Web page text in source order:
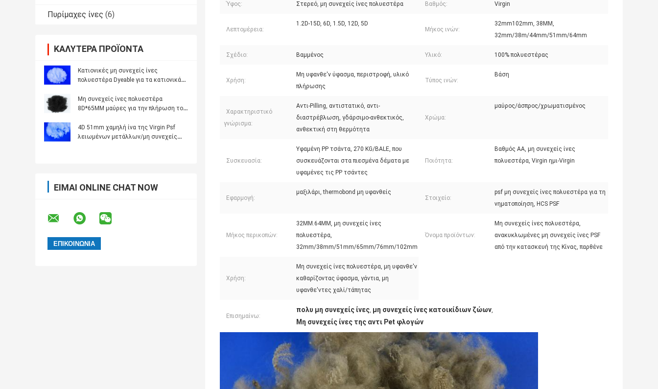
Πυρίμαχες ίνες (6)
ΚΑΛΎΤΕΡΑ ΠΡΟΪΌΝΤΑ
Κατιονικές μη συνεχείς ίνες
πολυεστέρα Dyeable για τα κατιονικά
Μη συνεχείς ίνες πολυεστέρα
8D*65MM μαύρες για την πλήρωση του
ταπήτων
4D 51mm χαμηλή ίνα της Virgin Psf
λειωμένων μετάλλων/μη συνεχείς
ΕΊΜΑΙ ONLINE CHAT NOW
Ύφος: Στερεό, μη συνεχείς ίνες πολυεστέρα Βαθμός: Virgin
Λεπτομέρεια:
1.2D-15D, 6D, 1.5D, 12D, 5D
Μήκος ινών:
32mm102mm, 38MM,
32mm/38m/44mm/51mm/64mm
Σχέδιο: Βαμμένος Υλικό: 100% πολυεστέρας
Χρήση:
Μη υφανθε'ν ύφασμα, περιστροφή, υλικό
πλήρωσης
Τύπος ινών:
Βάση
Χαρακτηριστικό
γνώρισμα:
Αντι-Pilling, αντιστατικό, αντι-
διαστρέβλωση, γδάρσιμο-ανθεκτικός,
ανθεκτική στη θερμότητα
Χρώμα:
μαύρος/άσπρος/χρωματισμένος
Συσκευασία:
Υφαμένη PP τσάντα, 270 KG/BALE, που
συσκευάζονται στα πιεσμένα δέματα με
υφαμένες τις PP τσάντες
Ποιότητα:
Βαθμός AA, μη συνεχείς ίνες
πολυεστέρα, Virgin ημι-Virgin
Εφαρμογή:
μαξιλάρι, thermobond μη υφανθείς
Στοιχείο:
psf μη συνεχείς ίνες πολυεστέρα για τη
νηματοποίηση, HCS PSF
Μήκος περικοπών:
32MM.64MM, μη συνεχείς ίνες
πολυεστέρα,
32mm/38mm/51mm/65mm/76mm/102mm
Όνομα προϊόντων:
Μη συνεχείς ίνες πολυεστέρα,
ανακυκλωμένες μη συνεχείς ίνες PSF
από την κατασκευή της Κίνας, παρθένε
Χρήση:
Μη συνεχείς ίνες πολυεστέρα, μη υφανθε'ν
καθαρίζοντας ύφασμα, γάντια, μη
υφανθε'ντες χαλί/τάπητας
Επισημαίνω:
πολυ μη συνεχείς ίνες, μη συνεχείς ίνες κατοικίδιων ζώων,
Μη συνεχείς ίνες της αντι Pet φλογών